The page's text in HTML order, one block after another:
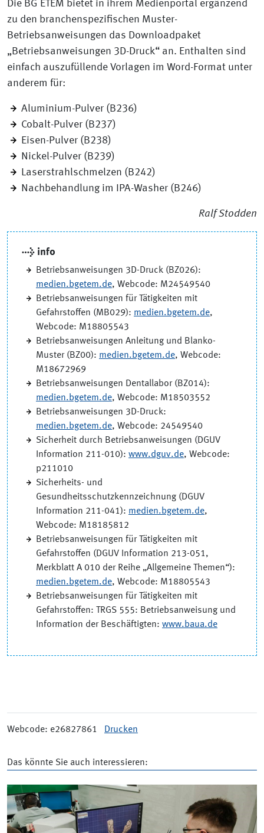
Die BG ETEM bietet in ihrem Medienportal ergänzend
zu den branchenspezifischen Muster-
Betriebsanweisungen das Downloadpaket
„Betriebsanweisungen 3D-Druck“ an. Enthalten sind
einfach auszufüllende Vorlagen im Word-Format unter
anderem für:
Aluminium-Pulver (B236)
Cobalt-Pulver (B237)
Eisen-Pulver (B238)
Nickel-Pulver (B239)
Laserstrahlschmelzen (B242)
Nachbehandlung im IPA-Washer (B246)
Ralf Stodden
→ info
Betriebsanweisungen 3D-Druck (BZ026):
medien.bgetem.de, Webcode: M24549540
Betriebsanweisungen für Tätigkeiten mit
Gefahrstoffen (MB029): medien.bgetem.de,
Webcode: M18805543
Betriebsanweisungen Anleitung und Blanko-
Muster (BZ00): medien.bgetem.de, Webcode:
M18672969
Betriebsanweisungen Dentallabor (BZ014):
medien.bgetem.de, Webcode: M18503552
Betriebsanweisungen 3D-Druck:
medien.bgetem.de, Webcode: 24549540
Sicherheit durch Betriebsanweisungen (DGUV
Information 211-010): www.dguv.de, Webcode:
p211010
Sicherheits- und
Gesundheitsschutzkennzeichnung (DGUV
Information 211-041): medien.bgetem.de,
Webcode: M18185812
Betriebsanweisungen für Tätigkeiten mit
Gefahrstoffen (DGUV Information 213-051,
Merkblatt A 010 der Reihe „Allgemeine Themen“):
medien.bgetem.de, Webcode: M18805543
Betriebsanweisungen für Tätigkeiten mit
Gefahrstoffen: TRGS 555: Betriebsanweisung und
Information der Beschäftigten: www.baua.de
Webcode: e26827861 Drucken
Das könnte Sie auch interessieren: